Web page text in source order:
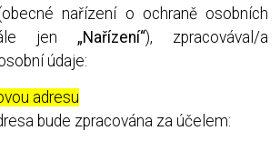
nařízení o ochraně osobních
jen „Nařízení“), zpracovával/a
údaje:
adresu
bude zpracována za účelem: